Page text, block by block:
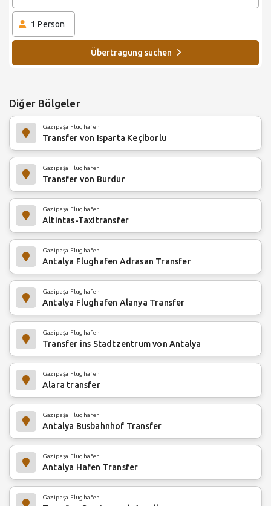
1 Person
Übertragung suchen
Diğer Bölgeler
Gazipaşa Flughafen
Transfer von Isparta Keçiborlu
Gazipaşa Flughafen
Transfer von Burdur
Gazipaşa Flughafen
Altintas-Taxitransfer
Gazipaşa Flughafen
Antalya Flughafen Adrasan Transfer
Gazipaşa Flughafen
Antalya Flughafen Alanya Transfer
Gazipaşa Flughafen
Transfer ins Stadtzentrum von Antalya
Gazipaşa Flughafen
Alara transfer
Gazipaşa Flughafen
Antalya Busbahnhof Transfer
Gazipaşa Flughafen
Antalya Hafen Transfer
Gazipaşa Flughafen